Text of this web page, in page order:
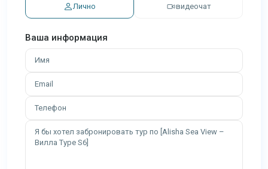
Лично видеочат
Ваша информация